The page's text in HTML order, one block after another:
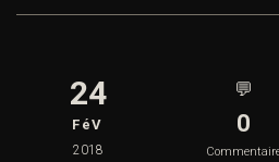
24
FéV
2018
💬
0